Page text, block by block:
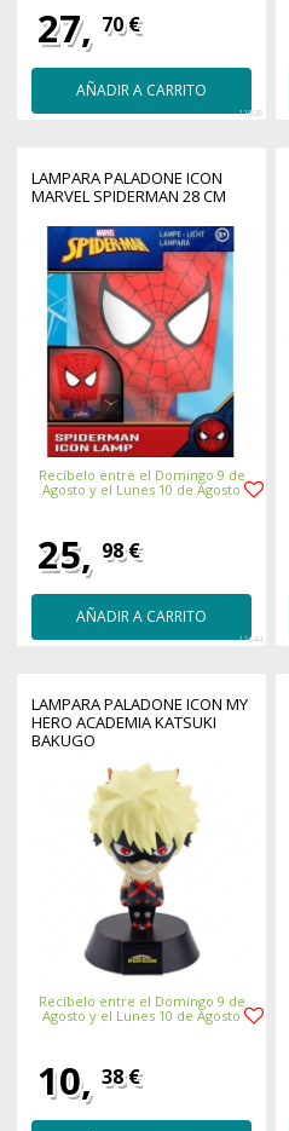
27, 70 €
AÑADIR A CARRITO
11928
LAMPARA PALADONE ICON
MARVEL SPIDERMAN 28 CM
Recíbelo entre el Domingo 9 de
Agosto y el Lunes 10 de Agosto
25, 98 €
AÑADIR A CARRITO
11644
LAMPARA PALADONE ICON MY
HERO ACADEMIA KATSUKI
BAKUGO
Recíbelo entre el Domingo 9 de
Agosto y el Lunes 10 de Agosto
10, 38 €